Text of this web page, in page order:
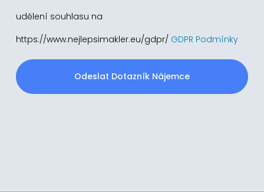
udělení souhlasu na
https://www.nejlepsimakler.eu/gdpr/ GDPR Podmínky
Odeslat Dotazník Nájemce